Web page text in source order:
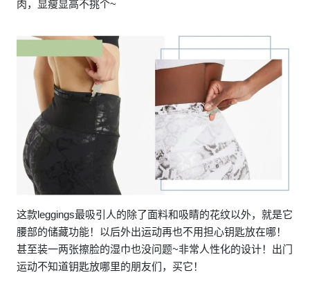
肉，显瘦显高不挑个~
这款leggings最吸引人的除了面料和吸睛的花纹以外，就是它
腰部的储藏功能！以后外出运动再也不用担心钥匙放在哪！
甚至装一两张擦脸的湿巾也没问题~非常人性化的设计！出门
运动不知道钥匙放哪里的朋友们，买它！